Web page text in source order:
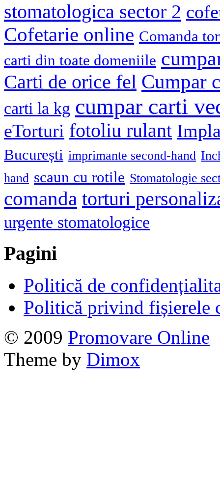
stomatologica sector 2
Cofetarie online Comanda
carti din toate domeniile
Carti de orice fel Cumpar
carti la kg cumpar carti
eTorturi fotoliu rulant
București imprimante second-hand
hand scaun cu rotile Stomatologie
comanda torturi
urgente stomatologice
Pagini
Politică de
Politică privind fișierele
© 2009 Promovare Online
Theme by Dimox